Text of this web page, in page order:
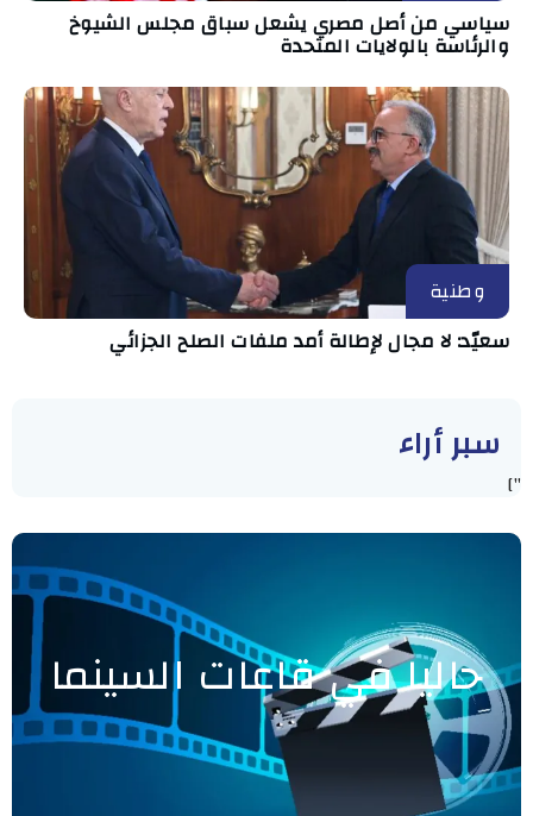
سياسي من أصل مصري يشعل سباق مجلس الشيوخ
والرئاسة بالولايات المتحدة
وطنية
سعيّد: لا مجال لإطالة أمد ملفات الصلح الجزائي
سبر أراء
"]
حاليا في قاعات السينما